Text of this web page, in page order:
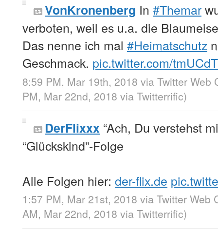
VonKronenberg In #Themar
verboten, weil es u.a. die
Das nenne ich mal #Heimatschutz
Geschmack. pic.twitter.com/
8:59 PM, Mar 19th, 2018 via Twitter Web
PM, Mar 22nd, 2018 via Twitterrific)
DerFlixxx “Ach, Du verstehst
“Glückskind”-Folge
Alle Folgen hier: der-flix.de
1:57 PM, Mar 21st, 2018 via Twitter Web
AM, Mar 22nd, 2018 via Twitterrific)